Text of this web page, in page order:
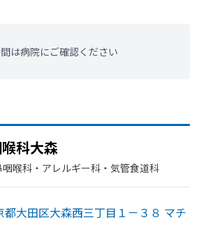
は病院にご確認ください
科大森
喉科・​アレルギー科・​気管食道科
都大田区大森西三丁目１－３８ マチ